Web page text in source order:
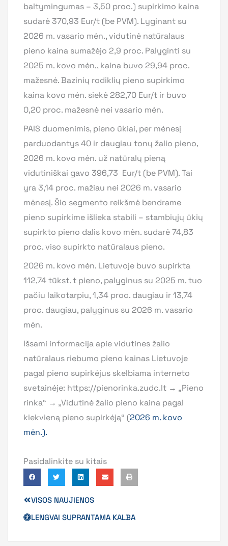
baltymingumas – 3,50 proc.) supirkimo kaina
sudarė 370,93 Eur/t (be PVM). Lyginant su
2026 m. vasario mėn., vidutinė natūralaus
pieno kaina sumažėjo 2,9 proc. Palyginti su
2025 m. kovo mėn., kaina buvo 29,94 proc.
mažesnė. Bazinių rodiklių pieno supirkimo
kaina kovo mėn. siekė 282,70 Eur/t ir buvo
0,20 proc. mažesnė nei vasario mėn.
PAIS duomenimis, pieno ūkiai, per mėnesį
parduodantys 40 ir daugiau tonų žalio pieno,
2026 m. kovo mėn. už natūralų pieną
vidutiniškai gavo 396,73 Eur/t (be PVM). Tai
yra 3,14 proc. mažiau nei 2026 m. vasario
mėnesį. Šio segmento reikšmė bendrame
pieno supirkime išlieka stabili – stambiųjų ūkių
supirkto pieno dalis kovo mėn. sudarė 74,83
proc. viso supirkto natūralaus pieno.
2026 m. kovo mėn. Lietuvoje buvo supirkta
112,74tūkst. t pieno, palyginus su 2025 m. tuo
pačiu laikotarpiu, 1,34 proc. daugiau ir 13,74
proc. daugiau, palyginus su 2026 m. vasario
mėn.
Išsami informacija apie vidutines žalio
natūralaus riebumo pieno kainas Lietuvoje
pagal pieno supirkėjus skelbiama interneto
svetainėje: https://pienorinka.zudc.lt → „Pieno
rinka“ → „Vidutinė žalio pieno kaina pagal
kiekvieną pieno supirkėją“ (2026 m. kovo
mėn.).
Pasidalinkite su kitais
VISOS NAUJIENOS
LENGVAI SUPRANTAMA KALBA